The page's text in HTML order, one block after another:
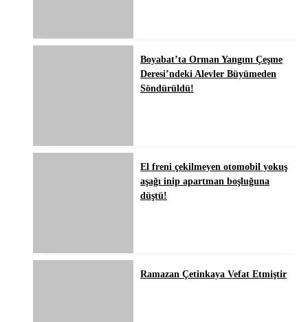
Boyabat’ta Orman Yangını Çeşme
Deresi’ndeki Alevler Büyümeden
Söndürüldü!
El freni çekilmeyen otomobil yokuş
aşağı inip apartman boşluğuna
düştü!
Ramazan Çetinkaya Vefat Etmiştir